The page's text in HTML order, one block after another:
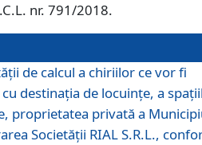
nr. 791/2018.
de calcul a chiriilor ce vor fi
destinaţia de locuinţe, a
proprietatea privată a
Societăţii RIAL S.R.L.,